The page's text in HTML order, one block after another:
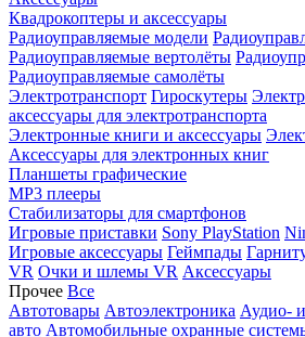
Квадрокоптеры и аксессуары
Радиоуправляемые модели
Радиоуправляемые вертолёты
Радиоуправляемые самолёты
Электротранспорт Гироскутеры
аксессуары для электротранспорта
Электронные книги и аксессуары
Аксессуары для электронных книг
Планшеты графические
MP3 плееры
Стабилизаторы для смартфонов
Игровые приставки Sony PlayStation
Игровые аксессуары Геймпады
VR Очки и шлемы VR Аксессуары
Прочее Все
Автотовары Автоэлектроника Аудио-
авто Автомобильные охранные